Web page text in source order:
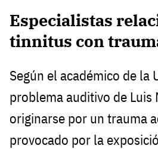
Especialistas
tinnitus con
Según el académico de la
problema auditivo de Luis
originarse por un trauma
provocado por la